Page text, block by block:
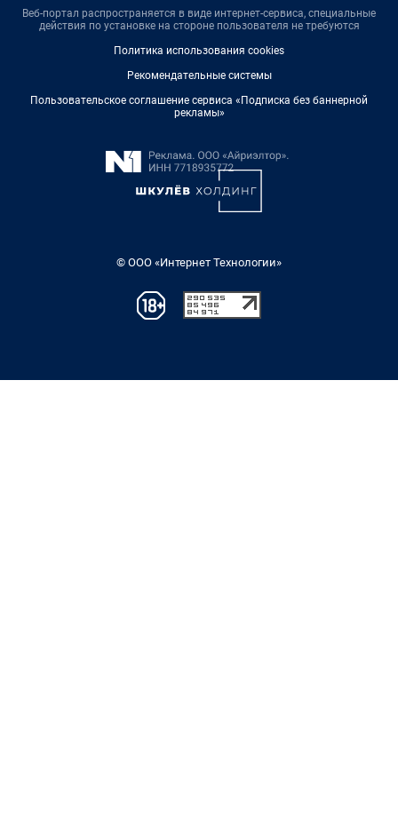
Веб-портал распространяется в виде интернет-сервиса, специальные
действия по установке на стороне пользователя не требуются
Политика использования cookies
Рекомендательные системы
Пользовательское соглашение сервиса «Подписка без баннерной
рекламы»
© ООО «Интернет Технологии»